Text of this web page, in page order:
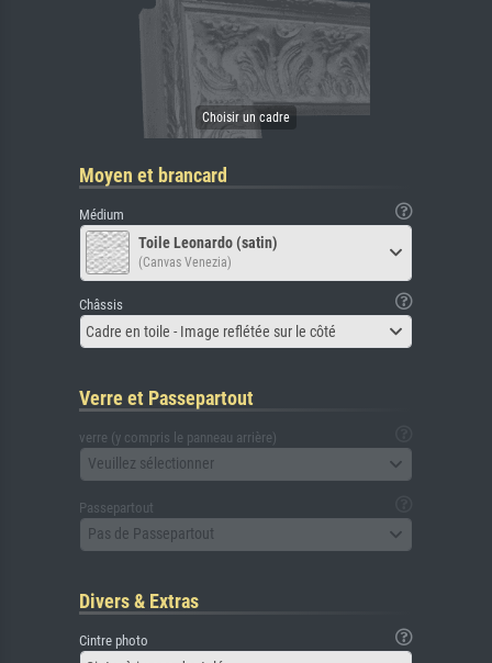
Moyen et brancard
Médium
Toile Leonardo (satin)
(Canvas Venezia)
Châssis
Cadre en toile - Image reflétée sur le côté
Verre et Passepartout
verre (y compris le panneau arrière)
Veuillez sélectionner
Passepartout
Pas de Passepartout
Divers & Extras
Cintre photo